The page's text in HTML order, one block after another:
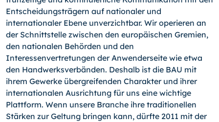
Entscheidungsträgern auf nationaler und
internationaler Ebene unverzichtbar. Wir operieren an
der Schnittstelle zwischen den europäischen Gremien,
den nationalen Behörden und den
Interessenvertretungen der Anwenderseite wie etwa
den Handwerksverbänden. Deshalb ist die BAU mit
ihrem Gewerke übergreifenden Charakter und ihrer
internationalen Ausrichtung für uns eine wichtige
Plattform. Wenn unsere Branche ihre traditionellen
Stärken zur Geltung bringen kann, dürfte 2011 mit der